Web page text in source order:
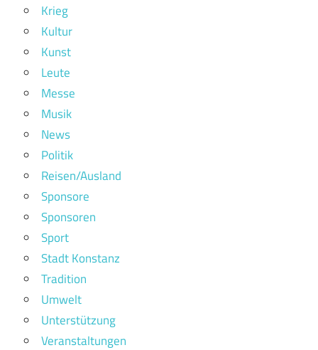
Krieg
Kultur
Kunst
Leute
Messe
Musik
News
Politik
Reisen/Ausland
Sponsore
Sponsoren
Sport
Stadt Konstanz
Tradition
Umwelt
Unterstützung
Veranstaltungen